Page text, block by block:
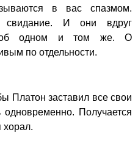
в вас спазмом.
свидание. И они вдруг
об одном и том же. О
по отдельности.
Платон заставил все свои
Получается
хорал.